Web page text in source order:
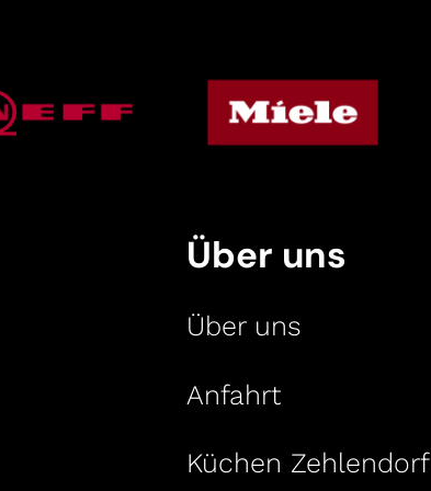
Über uns
Über uns
Anfahrt
Küchen Zehlendorf